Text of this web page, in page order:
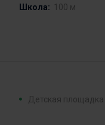
Школа: 100 м
Детская площадка